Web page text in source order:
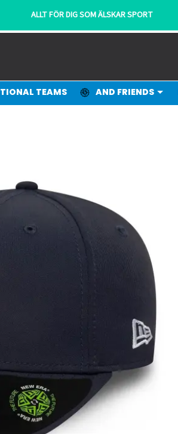
ALLT FÖR DIG SOM ÄLSKAR SPORT
TEAMS AND FRIENDS